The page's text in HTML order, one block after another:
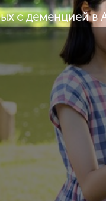
с деменцией в